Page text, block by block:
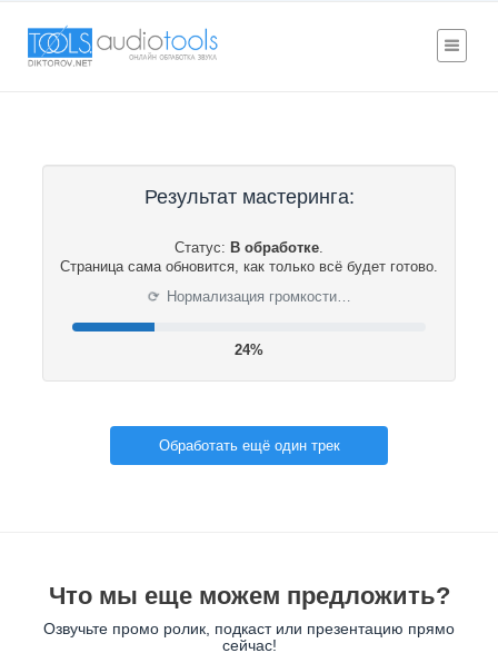
Результат мастеринга:
Статус: В обработке.
Страница сама обновится, как только всё будет готово.
⟳ Нормализация громкости…
24%
Обработать ещё один трек
Что мы еще можем предложить?
Озвучьте промо ролик, подкаст или презентацию прямо
сейчас!